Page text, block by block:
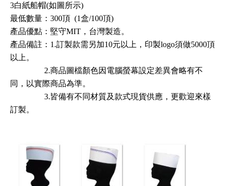
3白紙船帽(如圖所示)
最低數量：300頂 (1盒/100頂)
產品優點：堅守MIT，台灣製造。
產品備註：1.訂製款需另加10元以上 ，印製logo須做5000頂
以上 。
2.商品圖檔顏色因電腦螢幕設定差異會略有不
同，以實際商品為準。
3.皆備有不同材質及款式現貨供應，更歡迎來樣
訂製。